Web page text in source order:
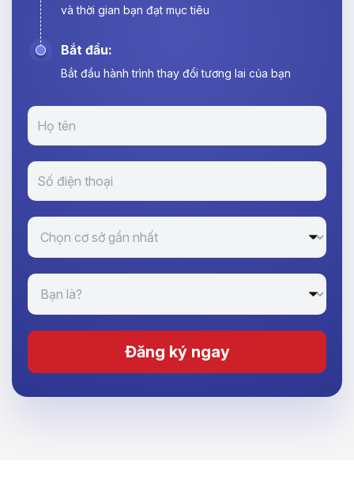
và thời gian bạn đạt mục tiêu
Bắt đầu:
Bắt đầu hành trình thay đổi tương lai của bạn
Đăng ký ngay